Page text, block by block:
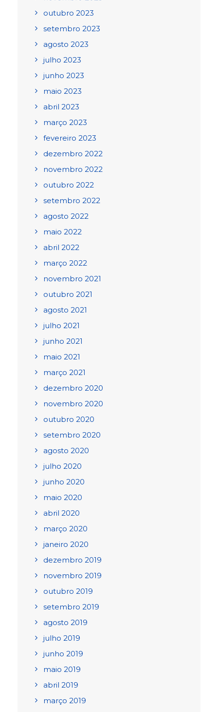
outubro 2023
setembro 2023
agosto 2023
julho 2023
junho 2023
maio 2023
abril 2023
março 2023
fevereiro 2023
dezembro 2022
novembro 2022
outubro 2022
setembro 2022
agosto 2022
maio 2022
abril 2022
março 2022
novembro 2021
outubro 2021
agosto 2021
julho 2021
junho 2021
maio 2021
março 2021
dezembro 2020
novembro 2020
outubro 2020
setembro 2020
agosto 2020
julho 2020
junho 2020
maio 2020
abril 2020
março 2020
janeiro 2020
dezembro 2019
novembro 2019
outubro 2019
setembro 2019
agosto 2019
julho 2019
junho 2019
maio 2019
abril 2019
março 2019